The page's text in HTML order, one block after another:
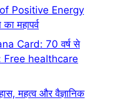
Positive Energy
महापर्व
Card: 70 वर्ष से
Free healthcare
महत्व और वैज्ञानिक